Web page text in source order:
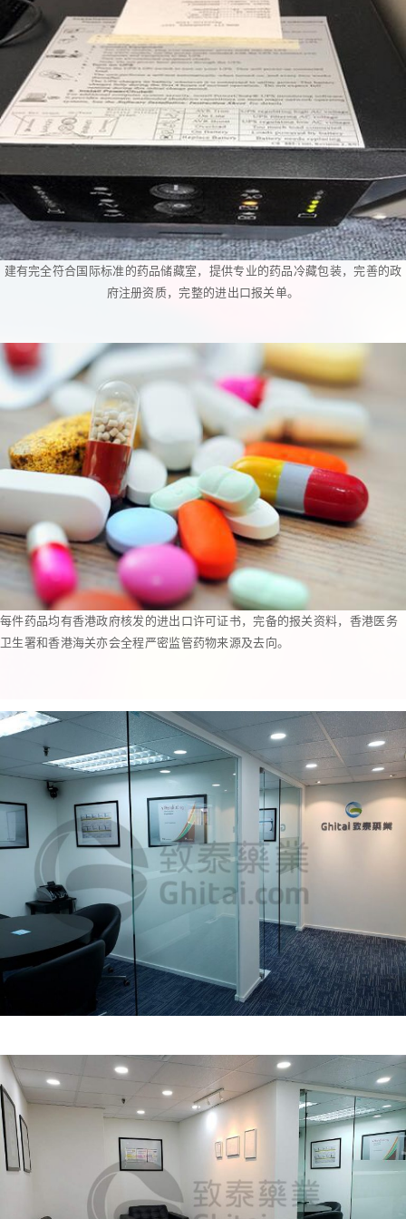
建有完全符合国际标准的药品储藏室，提供专业的药品冷藏包装，完善的政
府注册资质，完整的进出口报关单。
每件药品均有香港政府核发的进出口许可证书，完备的报关资料，香港医务
卫生署和香港海关亦会全程严密监管药物来源及去向。